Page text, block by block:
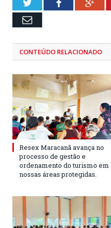
TwitterFacebook
Email
CONTEÚDO RELACIONADO
Resex Maracanã avança no
processo de gestão e
ordenamento do turismo em
nossas áreas protegidas.